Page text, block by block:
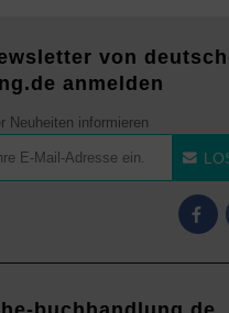
von
anmelden
Neuheiten informieren